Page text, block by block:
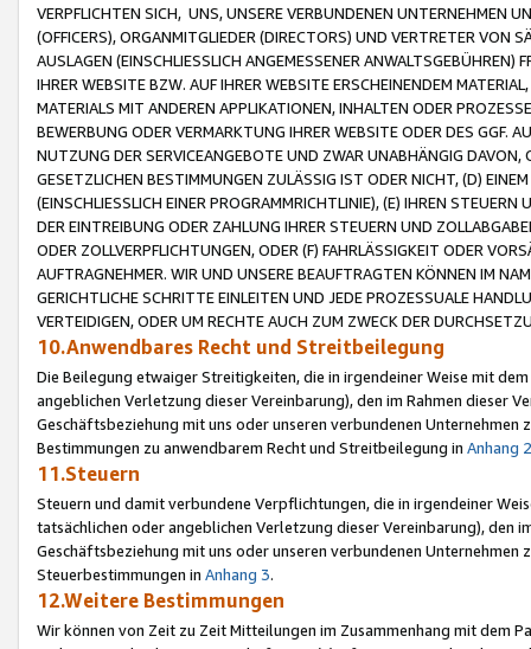
VERPFLICHTEN SICH, UNS, UNSERE VERBUNDENEN UNTERNEHMEN
(OFFICERS), ORGANMITGLIEDER (DIRECTORS) UND VERTRETER VON
AUSLAGEN (EINSCHLIESSLICH ANGEMESSENER
IHRER WEBSITE BZW. AUF IHRER WEBSITE ERSCHEINENDEM
MATERIALS MIT ANDEREN APPLIKATIONEN, INHALTEN ODER
BEWERBUNG ODER VERMARKTUNG IHRER WEBSITE ODER DES GGF.
NUTZUNG DER SERVICEANGEBOTE UND ZWAR UNABHÄNGIG
GESETZLICHEN BESTIMMUNGEN ZULÄSSIG IST ODER NICHT, (D)
(EINSCHLIESSLICH EINER PROGRAMMRICHTLINIE), (E) IHREN
DER EINTREIBUNG ODER ZAHLUNG IHRER STEUERN UND
ODER ZOLLVERPFLICHTUNGEN, ODER (F) FAHRLÄSSIGKEIT ODER
AUFTRAGNEHMER. WIR UND UNSERE BEAUFTRAGTEN KÖNNEN IM
GERICHTLICHE SCHRITTE EINLEITEN UND JEDE PROZESSUALE
VERTEIDIGEN, ODER UM RECHTE AUCH ZUM ZWECK DER
10.Anwendbares Recht und Streitbeilegung
Die Beilegung etwaiger Streitigkeiten, die in irgendeiner Weise mit
angeblichen Verletzung dieser Vereinbarung), den im Rahmen dieser
Geschäftsbeziehung mit uns oder unseren verbundenen
Bestimmungen zu anwendbarem Recht und Streitbeilegung in Anhang 2
11.Steuern
Steuern und damit verbundene Verpflichtungen, die in irgendeiner
tatsächlichen oder angeblichen Verletzung dieser Vereinbarung), den
Geschäftsbeziehung mit uns oder unseren verbundenen
Steuerbestimmungen in Anhang 3.
12.Weitere Bestimmungen
Wir können von Zeit zu Zeit Mitteilungen im Zusammenhang mit dem